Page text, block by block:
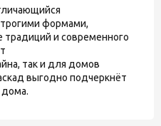
формами,
и современного
так и для домов
выгодно подчеркнёт